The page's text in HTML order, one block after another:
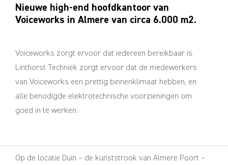
Nieuwe high-end hoofdkantoor van
Voiceworks in Almere van circa 6.000 m2.
Voiceworks zorgt ervoor dat iedereen bereikbaar is.
Linthorst Techniek zorgt ervoor dat de medewerkers
van Voiceworks een prettig binnenklimaat hebben, en
alle benodigde elektrotechnische voorzieningen om
goed in te werken.
Op de locatie Duin – de kunststrook van Almere Poort –